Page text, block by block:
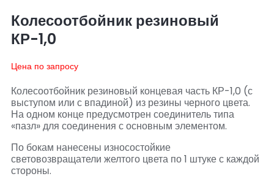
Колесоотбойник резиновый
КР-1,0
Цена по запросу
Колесоотбойник резиновый концевая часть КР-1,0 (с
выступом или с впадиной) из резины черного цвета.
На одном конце предусмотрен соединитель типа
«пазл» для соединения с основным элементом.
По бокам нанесены износостойкие
световозвращатели желтого цвета по 1 штуке с каждой
стороны.